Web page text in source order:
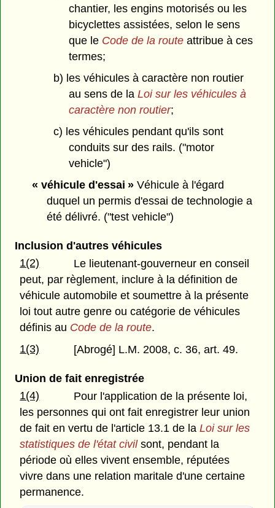
chantier, les engins motorisés ou les
bicyclettes assistées, selon le sens
que le Code de la routeattribue à ces
termes;
b) les véhicules à caractère non routier
au sens de la Loi sur les véhicules à
caractère non routier;
c) les véhicules pendant qu'ils sont
conduits sur des rails. ("motor
vehicle")
« véhicule d'essai » Véhicule à l'égard
duquel un permis d'essai de technologie a
été délivré. ("test vehicle")
Inclusion d'autres véhicules
1(2)
Le lieutenant-gouverneur en conseil
peut, par règlement, inclure à la définition de
véhicule automobile et soumettre à la présente
loi tout autre genre ou catégorie de véhicules
définis au Code de la route.
1(3)
[Abrogé] L.M. 2008, c. 36, art. 49.
Union de fait enregistrée
1(4)
Pour l'application de la présente loi,
les personnes qui ont fait enregistrer leur union
de fait en vertu de l'article 13.1 de laLoi sur les
statistiques de l'état civilsont, pendant la
période où elles vivent ensemble, réputées
vivre dans une relation maritale d'une certaine
permanence.